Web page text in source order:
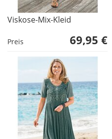
Viskose-Mix-Kleid
Preis 69,95 €